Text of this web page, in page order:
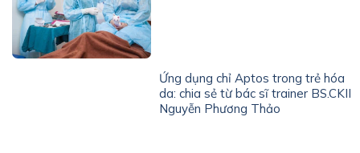
Ứng dụng chỉ Aptos trong trẻ hóa
da: chia sẻ từ bác sĩ trainer BS.CKII
Nguyễn Phương Thảo